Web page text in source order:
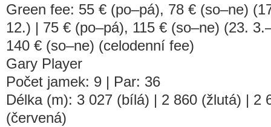
Green fee: 55 € (po–pá), 78 € (so–ne)
12.) | 75 € (po–pá), 115 € (so–ne) (23.
140 € (so–ne) (celodenní fee)
Gary Player
Počet jamek: 9 | Par: 36
Délka (m): 3 027 (bílá) | 2 860 (žlutá) | 2
(červená)